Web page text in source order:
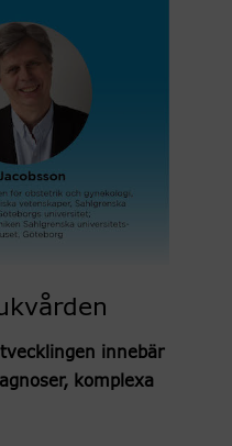
innebär
komplexa